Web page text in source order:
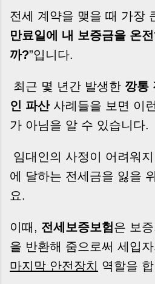
전세 계약을 맺을 때 가장
만료일에 내 보증금을 온
까?”입니다.
최근 몇 년간 발생한 깡통
인 파산사례들을 보면 이
가 아님을 알 수 있습니다.
임대인의 사정이 어려워
에 달하는 전세금을 잃을
요.
이때, 전세보증보험은 보
을 반환해 줌으로써 세입
마지막 안전장치
역할을